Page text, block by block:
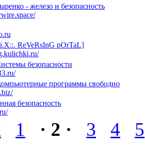
- железо и безопасность
ReVeRsInG pOrTaL]
безопасности
программы свободно
безопасность
1 · 2 · 3 4 5